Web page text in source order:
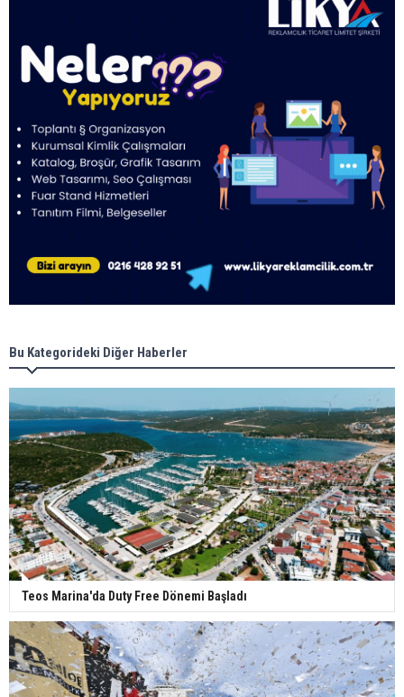
Bu Kategorideki Diğer Haberler
Teos Marina'da Duty Free Dönemi Başladı